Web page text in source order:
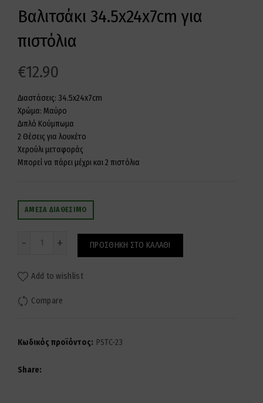
Βαλιτσάκι 34.5x24x7cm για
πιστόλια
€12.90
Διαστάσεις: 34.5x24x7cm
Χρώμα: Μαύρο
Διπλό Κούμπωμα
2 Θέσεις για λουκέτο
Χερούλι μεταφοράς
Μπορεί να πάρει μέχρι και 2 πιστόλια
ΆΜΕΣΑ ΔΙΑΘΈΣΙΜΟ
ΠΡΟΣΘΉΚΗ ΣΤΟ ΚΑΛΆΘΙ
Add to wishlist
Compare
Κωδικός προϊόντος: PSTC-23
Share